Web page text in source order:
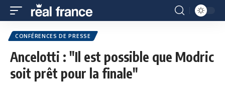
CONFÉRENCES DE PRESSE
Ancelotti : "Il est possible que Modric
soit prêt pour la finale"